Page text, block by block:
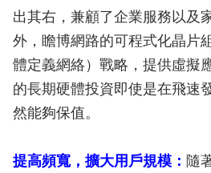
出其右，兼顧了企業服務以及
外，瞻博網路的可程式化晶片
體定義網絡）戰略，提供虛擬
的長期硬體投資即使是在飛速
然能夠保值。
提高頻寬，擴大用戶規模： 隨